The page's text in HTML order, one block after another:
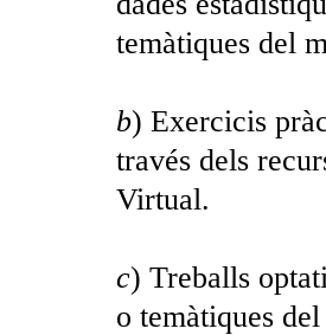
temàtiques del
b) Exercicis
través dels
Virtual.
c) Treballs
o temàtiques